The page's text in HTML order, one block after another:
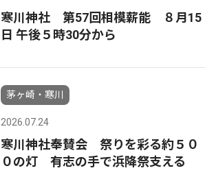
寒川神社 第57回相模薪能 ８月15
日 午後５時30分から
茅ヶ崎・寒川
2026.07.24
寒川神社奉賛会 祭りを彩る約５０
０の灯 有志の手で浜降祭支える